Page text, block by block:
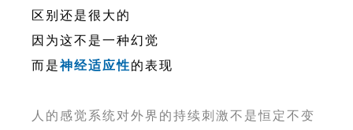
区别还是很大的
因为这不是一种幻觉
而是神经适应性的表现
人的感觉系统对外界的持续刺激不是恒定不变